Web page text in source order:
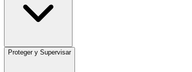
Proteger y Supervisar